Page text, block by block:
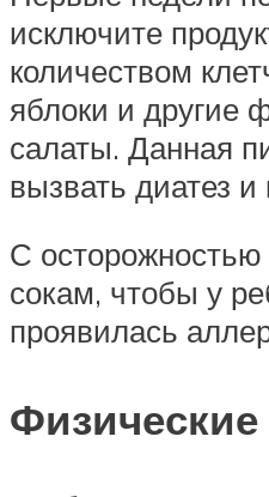
исключите
количеством
яблоки и другие
салаты. Данная
вызвать диатез и
С осторожностью
сокам, чтобы у
проявилась